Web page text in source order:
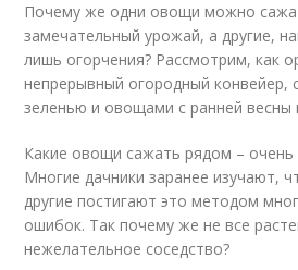
Почему же одни овощи можно
замечательный урожай, а другие,
лишь огорчения? Рассмотрим, как
непрерывный огородный
зеленью и овощами с ранней весны
Какие овощи сажать рядом –
Многие дачники заранее изучают,
другие постигают это методом
ошибок. Так почему же не все
нежелательное соседство?